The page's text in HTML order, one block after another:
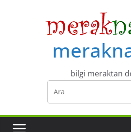
bilgi meraktan